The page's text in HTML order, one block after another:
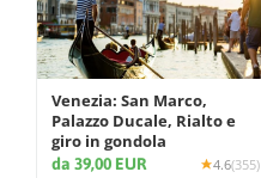
Venezia: San Marco,
Palazzo Ducale, Rialto e
giro in gondola
da 39,00 EUR 4.6(355)